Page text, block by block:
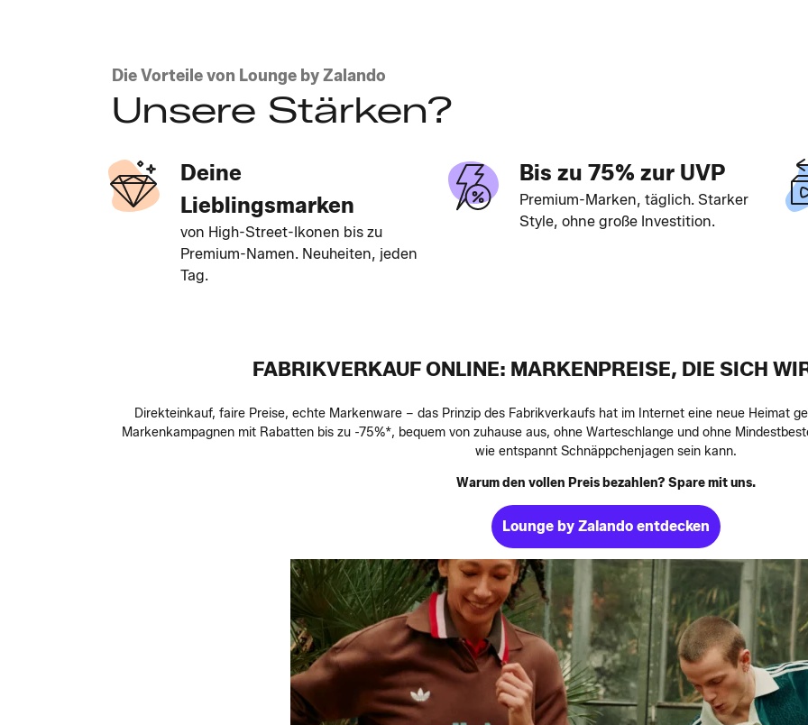
Die Vorteile von Lounge by Zalando
Unsere Stärken?
Deine
Lieblingsmarken
von High-Street-Ikonen bis zu
Premium-Namen. Neuheiten, jeden
Tag.
Bis zu 75% zur UVP
Premium-Marken, täglich. Starker
Style, ohne große Investition.
FABRIKVERKAUF ONLINE: MARKENPREISE, DIE SICH
Direkteinkauf, faire Preise, echte Markenware – das Prinzip des Fabrikverkaufs hat im Internet eine neue Heimat
Markenkampagnen mit Rabatten bis zu -75%*, bequem von zuhause aus, ohne Warteschlange und ohne
wie entspannt Schnäppchenjagen sein kann.
Warum den vollen Preis bezahlen? Spare mit uns.
Lounge by Zalando entdecken